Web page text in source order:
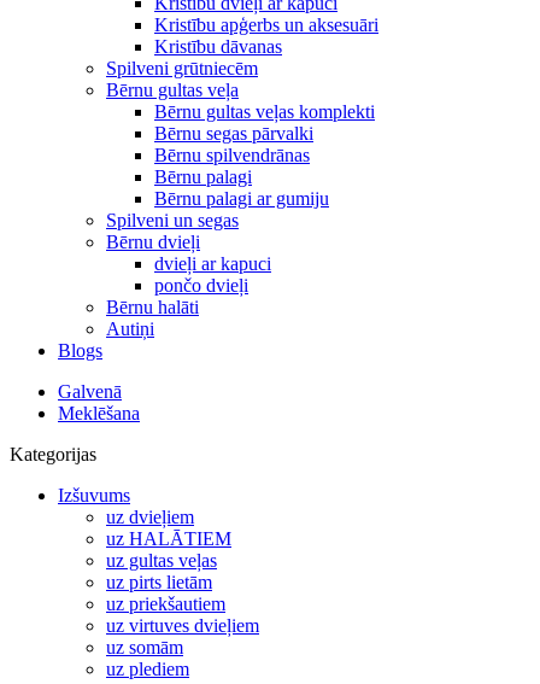
Kristību apģerbs un aksesuāri
Kristību dāvanas
Spilveni grūtniecēm
Bērnu gultas veļa
Bērnu gultas veļas komplekti
Bērnu segas pārvalki
Bērnu spilvendrānas
Bērnu palagi
Bērnu palagi ar gumiju
Spilveni un segas
Bērnu dvieļi
dvieļi ar kapuci
pončo dvieļi
Bērnu halāti
Autiņi
Blogs
Galvenā
Meklēšana
Kategorijas
Izšuvums
uz dvieļiem
uz HALĀTIEM
uz gultas veļas
uz pirts lietām
uz priekšautiem
uz virtuves dvieļiem
uz somām
uz plediem